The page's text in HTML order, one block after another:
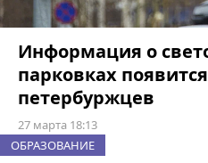
Информация о
парковках
петербуржцев
27 марта 18:13
ОБРАЗОВАНИЕ